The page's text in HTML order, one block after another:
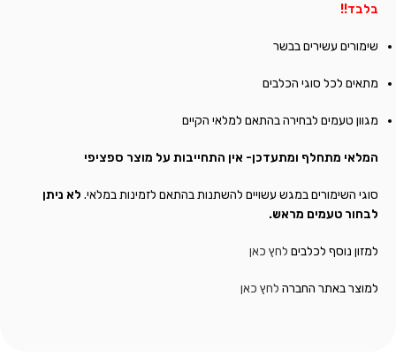
בלבד!!
שימורים עשירים בבשר
מתאים לכל סוגי הכלבים
מגוון טעמים לבחירה בהתאם למלאי הקיים
המלאי מתחלף ומתעדכן- אין התחייבות על מוצר ספציפי
סוגי השימורים במגש עשויים להשתנות בהתאם לזמינות במלאי. לא ניתן
לבחור טעמים מראש.
למזון נוסף לכלבים לחץ כאן
למוצר באתר החברה לחץ כאן